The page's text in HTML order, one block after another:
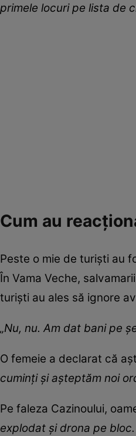
primele locuri pe lista de
Cum au
Peste o mie de turişti au
În Vama Veche,
turişti au ales să ignore
„Nu, nu. Am dat bani pe
O femeie a declarat că
cuminţi şi aşteptăm noi
Pe faleza Cazinoului,
explodat şi drona pe